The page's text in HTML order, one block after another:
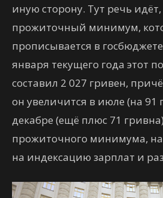
иную сторону. Тут речь
прожиточный минимум,
прописывается в
января текущего года этот
составил 2 027 гривен,
он увеличится в июле (на 91
декабре (ещё плюс 71
прожиточного минимума,
на индексацию зарплат и